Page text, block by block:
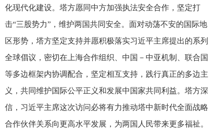
化现代化建设。塔方愿同中方加强执法安全合作，坚定打
击“三股势力”，维护两国共同安全。面对动荡不安的国际地
区形势，塔方坚定支持并愿积极落实习近平主席提出的系列
全球倡议，密切在上海合作组织、中国－中亚机制、联合国
等多边框架内协调配合，坚定相互支持，践行真正的多边主
义，共同维护国际公平正义和发展中国家共同利益。塔方深
信，习近平主席这次访问必将有力推动塔中新时代全面战略
合作伙伴关系向更高水平发展，为两国人民带来更多福祉。